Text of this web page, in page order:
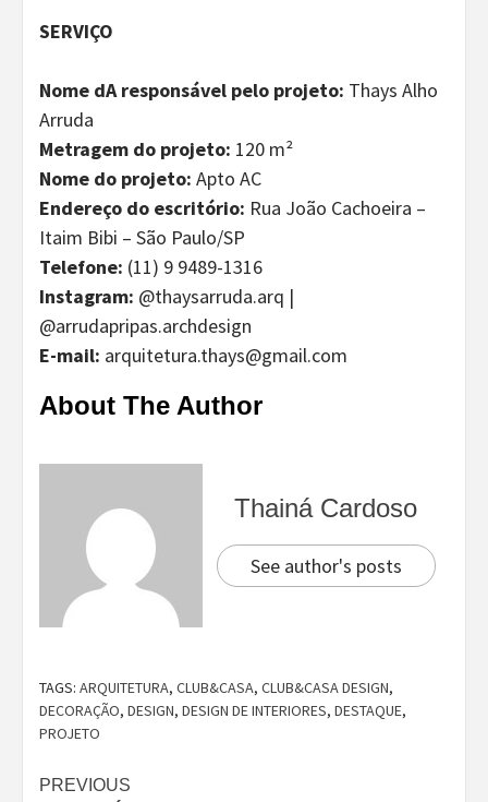
SERVIÇO
Nome dA responsável pelo projeto: Thays Alho
Arruda
Metragem do projeto: 120 m²
Nome do projeto: Apto AC
Endereço do escritório: Rua João Cachoeira –
Itaim Bibi – São Paulo/SP
Telefone: (11) 9 9489-1316
Instagram: @thaysarruda.arq |
@arrudapripas.archdesign
E-mail: arquitetura.thays@gmail.com
About The Author
Thainá Cardoso
See author's posts
TAGS: ARQUITETURA, CLUB&CASA, CLUB&CASA DESIGN,
DECORAÇÃO, DESIGN, DESIGN DE INTERIORES, DESTAQUE,
PROJETO
Continue
PREVIOUS